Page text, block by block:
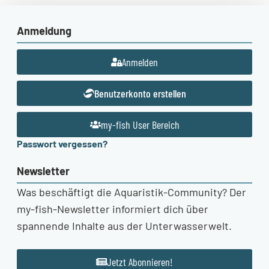
Anmeldung
Anmelden
Benutzerkonto erstellen
my-fish User Bereich
Passwort vergessen?
Newsletter
Was beschäftigt die Aquaristik-Community? Der
my-fish-Newsletter informiert dich über
spannende Inhalte aus der Unterwasserwelt.
Jetzt Abonnieren!